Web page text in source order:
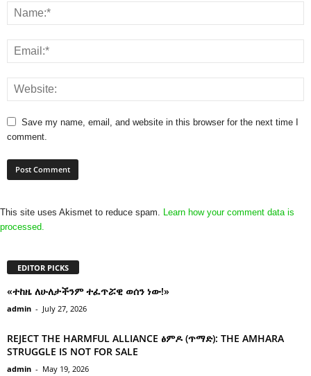
Save my name, email, and website in this browser for the next time I
comment.
This site uses Akismet to reduce spam. Learn how your comment data is
processed.
EDITOR PICKS
«ተከዜ ለሁለታችንም ተፈጥሯዊ ወሰን ነው!»
admin - July 27, 2026
REJECT THE HARMFUL ALLIANCE ፅምዶ (ጥማድ): THE AMHARA
STRUGGLE IS NOT FOR SALE
admin - May 19, 2026